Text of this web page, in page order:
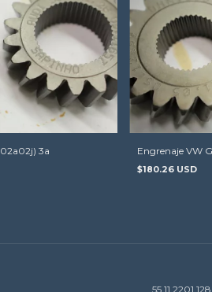
3a Engrenaje VW
$180.26 USD
55 11 2201